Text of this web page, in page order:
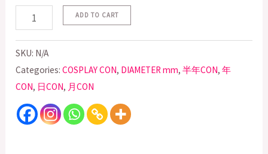
ADD TO CART
SKU: N/A
Categories:COSPLAY CON, DIAMETER mm,半年CON,年
CON, 日CON, 月CON